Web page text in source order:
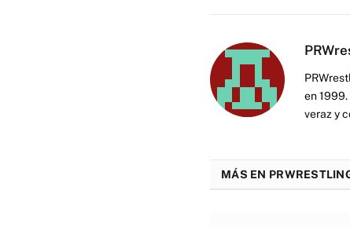
en
veraz y
MÁS EN